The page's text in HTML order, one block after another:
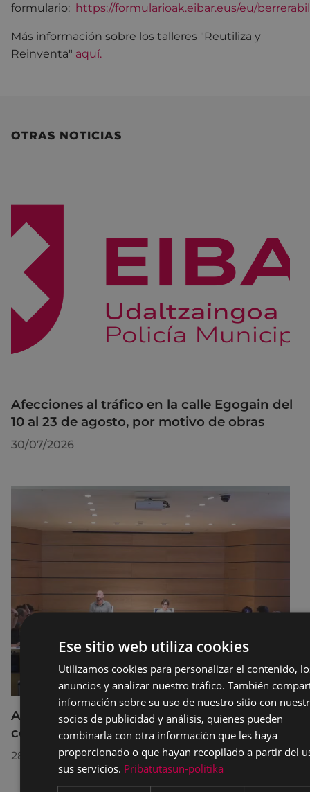
formulario: https://formularioak.eibar.eus/eu/
Más información sobre los talleres "Reutiliza y
Reinventa" aquí.
OTRAS NOTICIAS
Afecciones al tráfico en la calle Egogain del
10 al 23 de agosto, por motivo de obras
30/07/2026
Acuerdos adoptados por el Pleno Municipal
celebrado el 27 de julio de 2026
28/07/2026
Ese sitio web utiliza cookies
Utilizamos cookies para personalizar el contenido,
anuncios y analizar nuestro tráfico. También
información sobre su uso de nuestro sitio con
socios de publicidad y análisis, quienes pueden
combinarla con otra información que les haya
proporcionado o que hayan recopilado a partir del
sus servicios. Pribatutasun-politika